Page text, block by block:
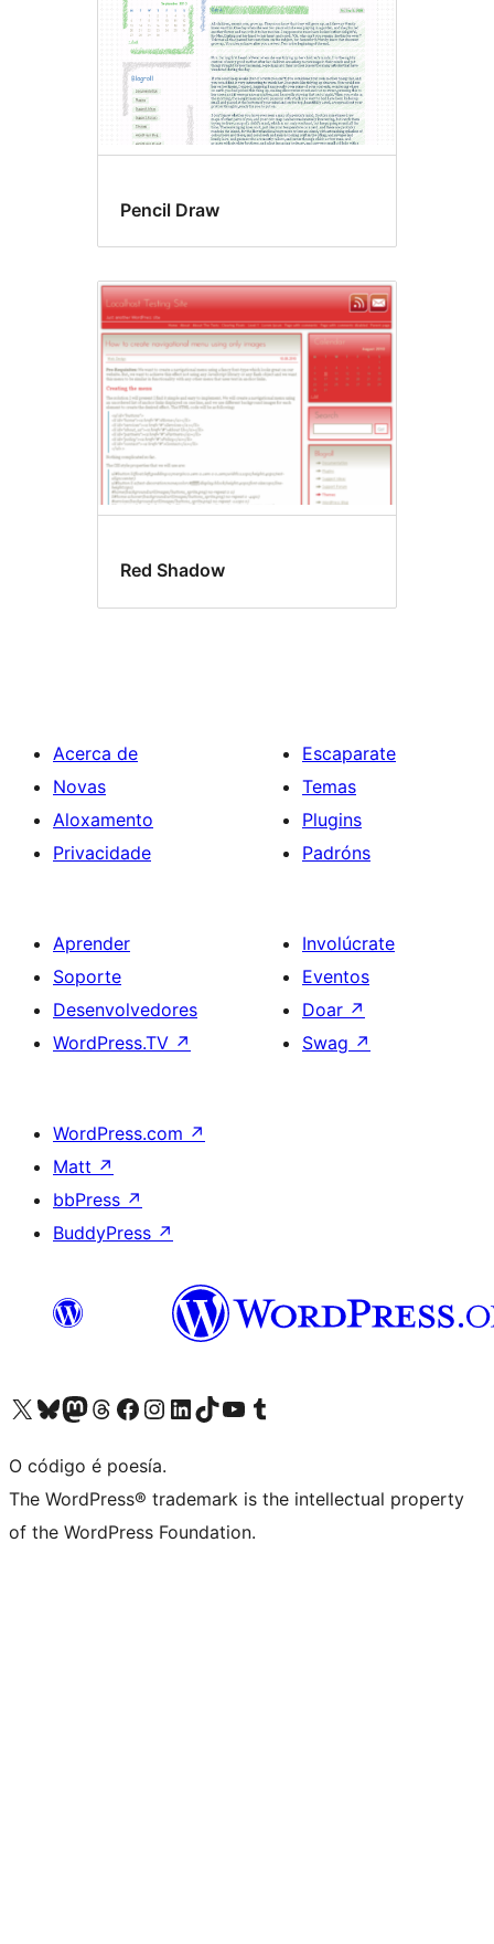
Pencil Draw
Red Shadow
Acerca de
Novas
Aloxamento
Privacidade
Escaparate
Temas
Plugins
Padróns
Aprender
Soporte
Desenvolvedores
WordPress.TV ↗
Involúcrate
Eventos
Doar ↗
Swag ↗
WordPress.com ↗
Matt ↗
bbPress ↗
BuddyPress ↗
Visita la cuenta de X (anteriormente Twitter)
Visita a nosa conta de Bluesky
Visita a nosa conta de Mastodon
Visita a nosa conta de Threads
Visita a nosa páxina de Facebook
Visita a nosa conta de Instagram
Visita a nosa conta de LinkedIn
Visita a nosa conta de TikTok
Visita a nosa canle de YouTube
Visita a nosa conta de Tumblr
O código é poesía.
The WordPress® trademark is the intellectual property
of the WordPress Foundation.